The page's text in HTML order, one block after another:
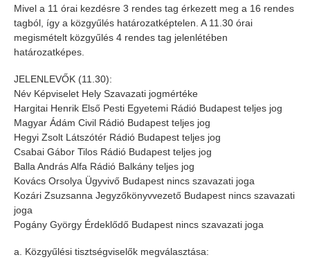
Mivel a 11 órai kezdésre 3 rendes tag érkezett meg a 16 rendes
tagból, így a közgyűlés határozatképtelen. A 11.30 órai
megismételt közgyűlés 4 rendes tag jelenlétében
határozatképes.
JELENLEVŐK (11.30):
Név Képviselet Hely Szavazati jogmértéke
Hargitai Henrik Első Pesti Egyetemi Rádió Budapest teljes jog
Magyar Ádám Civil Rádió Budapest teljes jog
Hegyi Zsolt Látszótér Rádió Budapest teljes jog
Csabai Gábor Tilos Rádió Budapest teljes jog
Balla András Alfa Rádió Balkány teljes jog
Kovács Orsolya Ügyvivő Budapest nincs szavazati joga
Kozári Zsuzsanna Jegyzőkönyvvezető Budapest nincs szavazati
joga
Pogány György Érdeklődő Budapest nincs szavazati joga
a. Közgyűlési tisztségviselők megválasztása: